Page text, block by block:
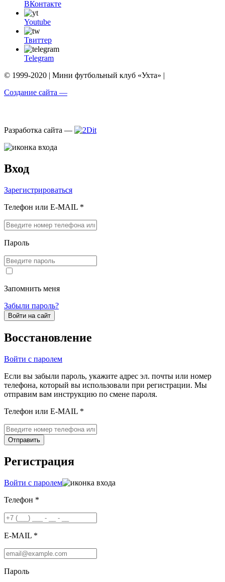
ВКонтакте
Youtube
Твиттер
Telegram
© 1999-2020 | Мини футбольный клуб «Ухта» |
Создание сайта —
Разработка сайта —
Вход
Зарегистрироваться
Телефон или E-MAIL *
Пароль
Запомнить меня
Забыли пароль?
Войти на сайт
Восстановление
Войти с паролем
Если вы забыли пароль, укажите адрес эл. почты или номер
телефона, который вы использовали при регистрации. Мы
отправим вам инструкцию по смене пароля.
Телефон или E-MAIL *
Отправить
Регистрация
Войти с паролем
Телефон *
E-MAIL *
Пароль